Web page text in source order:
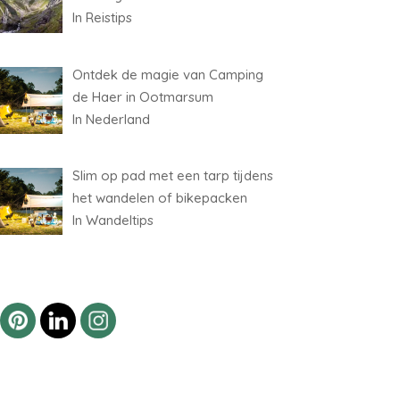
In Reistips
Ontdek de magie van Camping
de Haer in Ootmarsum
In Nederland
Slim op pad met een tarp tijdens
het wandelen of bikepacken
In Wandeltips